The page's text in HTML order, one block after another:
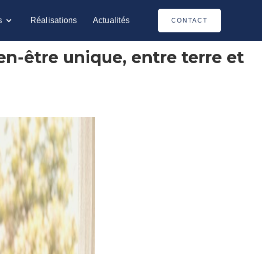
Réalisations Actualités CONTACT
être unique, entre terre et